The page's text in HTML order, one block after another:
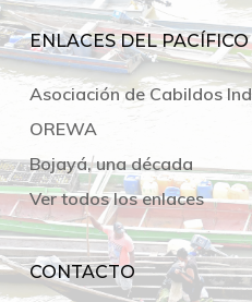
ENLACES DEL PACÍFICO
Asociación de Cabildos
OREWA
Bojayá, una década
Ver todos los enlaces
CONTACTO